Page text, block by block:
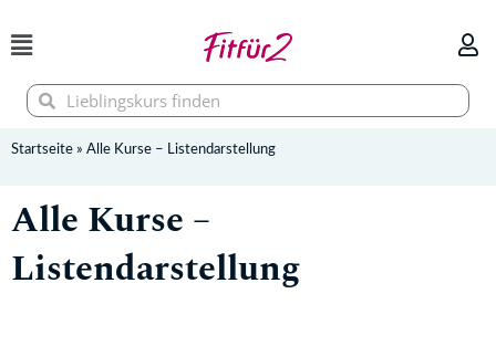
Inhalt
springen
SucheSuche
Startseite » Alle Kurse – Listendarstellung
Alle Kurse –
Listendarstellung